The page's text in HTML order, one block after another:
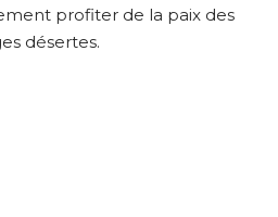
profiter de la paix des
désertes.